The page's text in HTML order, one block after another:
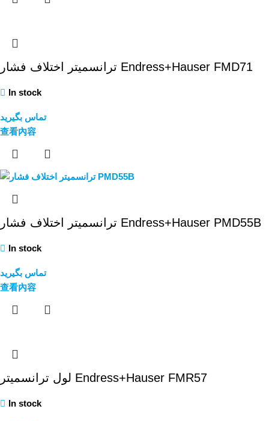
ترانسمیتر اختلاف فشار Endress+Hauser FMD71
In stock
تماس بگیرید
查看內容
ترانسمیتر اختلاف فشار Endress+Hauser PMD55B
In stock
تماس بگیرید
查看內容
لول ترانسمیتر Endress+Hauser FMR57
In stock